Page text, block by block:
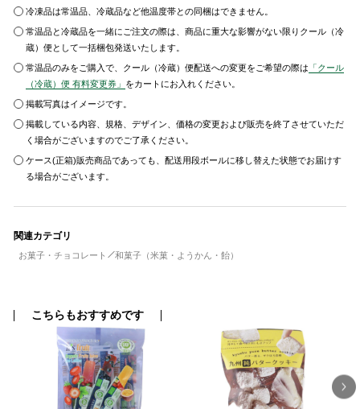
冷凍品は常温品、冷蔵品など他温度帯との同梱はできません。
常温品と冷蔵品を一緒にご注文の際は、商品に重大な影響がない限りクール（冷
蔵）便として一括梱包発送いたします。
常温品のみをご購入で、クール（冷蔵）便配送への変更をご希望の際は 「クール
（冷蔵）便 有料変更券」 をカートにお入れください。
掲載写真はイメージです。
掲載している内容、規格、デザイン、価格の変更および販売を終了させていただ
く場合がございますのでご了承ください。
ケース(正箱)販売商品であっても、配送用段ボールに移し替えた状態でお届けす
る場合がございます。
関連カテゴリ
お菓子・チョコレート 和菓子（米菓・ようかん・飴）
こちらもおすすめです